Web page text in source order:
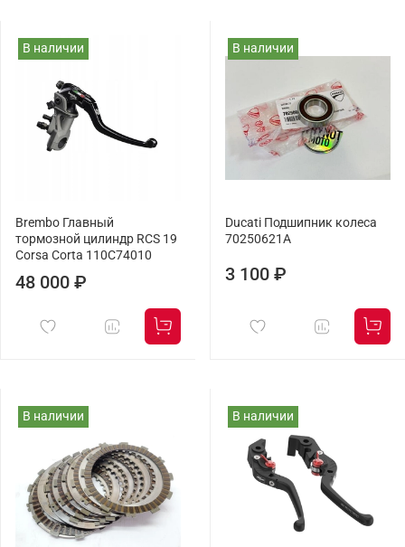
В наличии
Brembo Главный
тормозной цилиндр RCS 19
Corsa Corta 110C74010
48 000 ₽
В наличии
Ducati Подшипник колеса
70250621A
3 100 ₽
В наличии В наличии